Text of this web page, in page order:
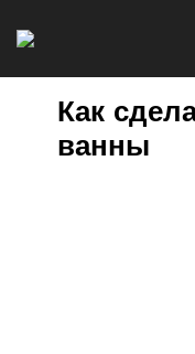
Как
ванны